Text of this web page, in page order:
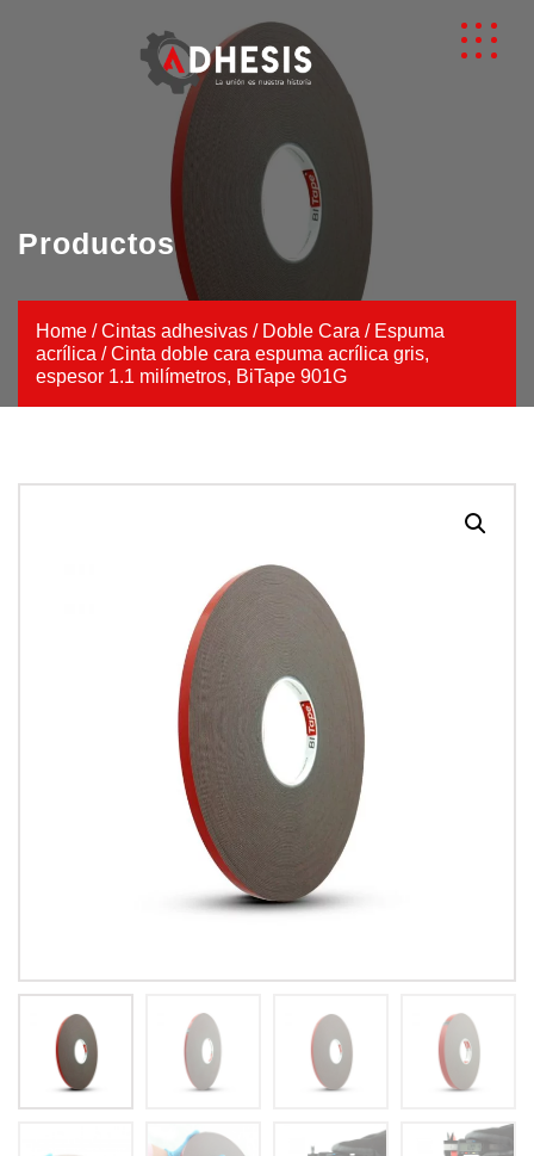
Productos
Home /Cintas adhesivas / Doble Cara / Espuma
acrílica / Cinta doble cara espuma acrílica gris,
espesor 1.1 milímetros, BiTape 901G